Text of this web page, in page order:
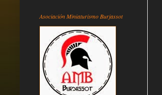
Asociación Miniaturismo Burjassot